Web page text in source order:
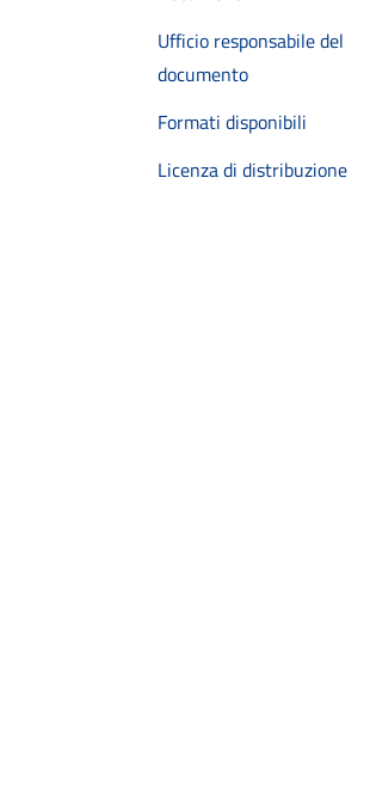
Ufficio responsabile del
documento
Formati disponibili
Licenza di distribuzione